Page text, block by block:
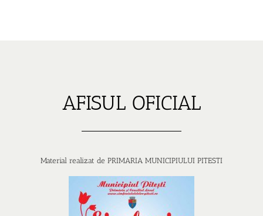
AFISUL OFICIAL
Material realizat de PRIMARIA MUNICIPIULUI PITESTI